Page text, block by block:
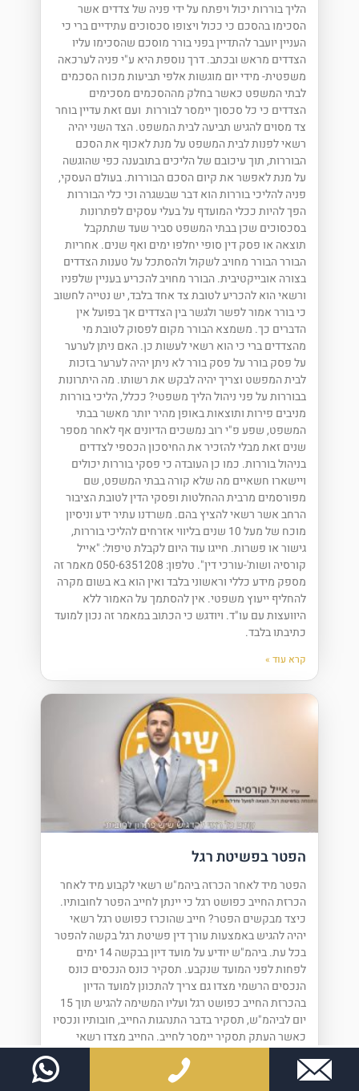
הליך בוררות יכול ויפתח על ידי פניה של צדדים אשר
הסכימו בהסכם כי ככול ויצופו סכסוכים עתידיים ברי כי
העניין יועבר להתדיין בפני בורר מוסכם שהסכימו עליו
הצדדים מראש ובכתב. דרך נוספת היא ע"י פניה לערכאה
משפטית- מידי יום מוגשות אלפי תביעות מכוח הסכמים
לבתי המשפט כאשר בחלק מההסכמים מסכימים
הצדדים כי כל סכסוך יימסר לבוררות ועם זאת עדיין בוחר
צד מסוים להגיש תביעה לבית המשפט. הצד השני יהיה
רשאי לפנות לבית המשפט על מנת לאכוף את הסכם
הבוררות, תוך עיכובם של הליכים בתובענה כפי שהוגשה
על מנת לאפשר את קיום הסכם הבוררות. בעולם העסקי,
פניה להליכי בוררות הוא דבר שבשגרה וכי כלי הבוררות
הפך להיות ככלי המועדף על בעלי עסקים לפתרונות
בסכסוכים שכן בבתי המשפט סביר שעד שתתקבל
תוצאה או פסק דין סופי יחלפו ימים ואף שנים. אחריות
הבורר הבורר מחויב לשקול ולהסתכל על טענות הצדדים
בצורה אובייקטיבית. הבורר מחויב להכריע בעניין שלפניו
ורשאי הוא להכריע לטובת צד אחד בלבד, יש נטייה לחשוב
כי בורר אמור לפשר ולגשר בין הצדדים אך בפועל אין
הדברים כך. משמצא הבורר מקום לפסוק לטובת מי
מהצדדים ברי כי הוא רשאי לעשות כן. האם ניתן לערער
על פסק בורר על פסק בורר לא ניתן יהיה לערער בזכות
לבית המפשט וצריך יהיה לבקש את רשותו. מה היתרונות
בבוררות על פני ניהול הליך משפטי? ככלל, הליכי בוררות
מניבים פירות ותוצאות באופן מהיר יותר מאשר בבתי
המשפט, שפע פ"י רוב נמשכים הדיונים אף לאחר מספר
שנים זאת מבלי להזכיר את החיסכון הכספי לצדדים
בניהול בוררות. כמו כן העובדה כי פסקי בוררות יכולים
ויישארו חשאיים מה שלא קורה בבתי המשפט, שם
מפורסמים מרבית ההחלטות ופסקי הדין לטובת הציבור
הרחב אשר רשאי להציץ בהם. משרדנו עתיר ידע וניסיון
מוכח של מעל 10 שנים בליווי אזרחים להליכי בוררות,
גישור או פשרות. חייגו עוד היום לקבלת טיפול: "אייל
קורסיה ושות'-עורכי דין". טלפון: 050-6351208 מאמר זה
מספק מידע כללי וראשוני בלבד ואין הוא בא בשום מקרה
להחליף ייעוץ משפטי. אין להסתמך על האמור ללא
היוועצות עם עו"ד. ויודגש כי הכתוב במאמר זה נכון למועד
כתיבתו בלבד.
קרא עוד »
הפטר בפשיטת רגל
הפטר מיד לאחר הכרזה ביהמ"ש רשאי לקבוע מיד לאחר
הכרזת החייב כפושט רגל כי יינתן לחייב הפטר לחובותיו.
כיצד מבקשים הפטר? חייב שהוכרז כפושט רגל רשאי
יהיה להגיש באמצעות עורך דין פשיטת רגל בקשה להפטר
בכל עת. ביהמ"ש יודיע על מועד דיון בבקשה 14 ימים
לפחות לפני המועד שנקבע. תסקיר כונס הנכסים כונס
הנכסים הרשמי מצדו גם צריך להתכונן למועד הדיון
בהכרזת החייב כפושט רגל ועליו המשימה להגיש תוך 15
יום לביהמ"ש, תסקיר בדבר התנהגות החייב, חובותיו ונכסיו
כאשר העתק תסקיר יימסר לחייב. החייב מצדו רשאי
להתנגד לתסקיר שהוגש מאת הכונס או בעל התפקיד. דיון
בבקשת הפטר עפ"י רוב, מרבית הבקשות המוגשות
לביהמ"ש המחוזי בעניין הפטרים, מתנהלים בדלתיים